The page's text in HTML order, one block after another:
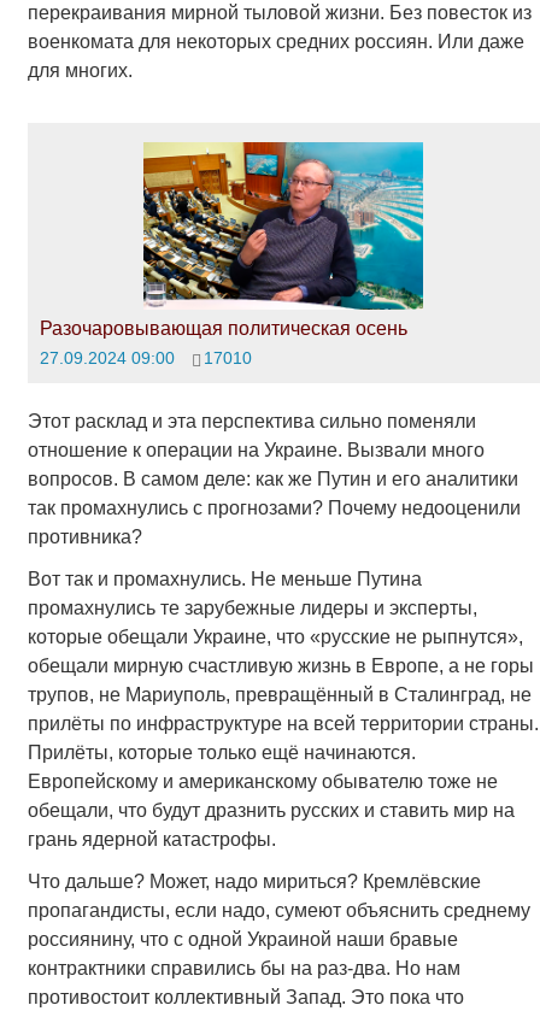
перекраивания мирной тыловой жизни. Без повесток из
военкомата для некоторых средних россиян. Или даже
для многих.
Разочаровывающая политическая осень
27.09.2024 09:00 17010
Этот расклад и эта перспектива сильно поменяли
отношение к операции на Украине. Вызвали много
вопросов. В самом деле: как же Путин и его аналитики
так промахнулись с прогнозами? Почему недооценили
противника?
Вот так и промахнулись. Не меньше Путина
промахнулись те зарубежные лидеры и эксперты,
которые обещали Украине, что «русские не рыпнутся»,
обещали мирную счастливую жизнь в Европе, а не горы
трупов, не Мариуполь, превращённый в Сталинград, не
прилёты по инфраструктуре на всей территории страны.
Прилёты, которые только ещё начинаются.
Европейскому и американскому обывателю тоже не
обещали, что будут дразнить русских и ставить мир на
грань ядерной катастрофы.
Что дальше? Может, надо мириться? Кремлёвские
пропагандисты, если надо, сумеют объяснить среднему
россиянину, что с одной Украиной наши бравые
контрактники справились бы на раз-два. Но нам
противостоит коллективный Запад. Это пока что